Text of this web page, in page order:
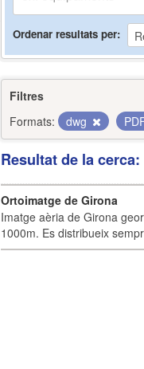
Ordenar resultats per
Filtres
Formats:
dwg
Resultat de la
Ortoimatge de Girona
Imatge aèria de Girona
1000m. Es distribueix